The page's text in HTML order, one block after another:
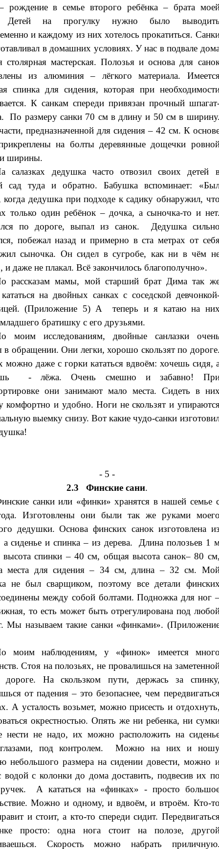
рождение в семье второго ребёнка – брата
Детей на прогулку нужно было
и каждому из них хотелось прокатиться.
в домашних условиях. У нас в подвале
столярная мастерская. Полозья и основа для
из алюминия – лёгкого материала.
спинка для сидения, которая при
К санкам спереди привязан прочный
По размеру санки 70 см в длину и 50 см в
предназначенной для сидения – 42 см. К
на болты деревянные дощечки
ширины.
салазках дедушка часто отвозил своих детей
сад туда и обратно. Бабушка вспоминает:
когда дедушка при подходе к садику обнаружил,
только один ребёнок – дочка, а сыночка-то и
по дороге, выпал из санок. Дедушка
побежал назад и примерно в ста метрах от
сыночка. Он сидел в сугробе, как ни в чём
и даже не плакал. Всё закончилось благополучно».
рассказам мамы, мой старший брат Дима так
на двойных санках с соседской
(Приложение 5) А теперь и я катаю на
братишку с его друзьями.
моим исследованиям, двойные санлазки
в обращении. Они легки, хорошо скользят по
даже с горки кататься вдвоём: хочешь сидя,
- лёжа. Очень смешно и забавно!
они занимают мало места. Сидеть в
комфортно и удобно. Ноги не скользят и
выемку снизу. Вот какие чудо-санки
- 5 -
2.3 Финские сани.
санки или «финки» хранятся в нашей семье
Изготовлены они были так же руками
дедушки. Основа финских санок изготовлена
а сиденье и спинка – из дерева. Длина полозьев 1
спинки – 40 см, общая высота санок– 80
места для сидения – 34 см, длина – 32 см.
не был сварщиком, поэтому все детали
между собой болтами. Подножка для ног
то есть может быть отрегулирована под
Мы называем такие санки «финками».
моим наблюдениям, у «финок» имеется
Стоя на полозьях, не провалишься на
дороге. На скользком пути, держась за
от падения – это безопаснее, чем
А усталость возьмет, можно присесть и
окрестностью. Опять же ни ребенка, ни
нести не надо, их можно расположить на
глазами, под контролем. Можно на них и
небольшого размера на сидении довести, можно
водой с колонки до дома доставить, подвесив их
А кататься на «финках» - просто
Можно и одному, и вдвоём, и втроём. Кто-
и стоит, а кто-то спереди сидит.
просто: одна нога стоит на полозе,
Скорость можно набрать